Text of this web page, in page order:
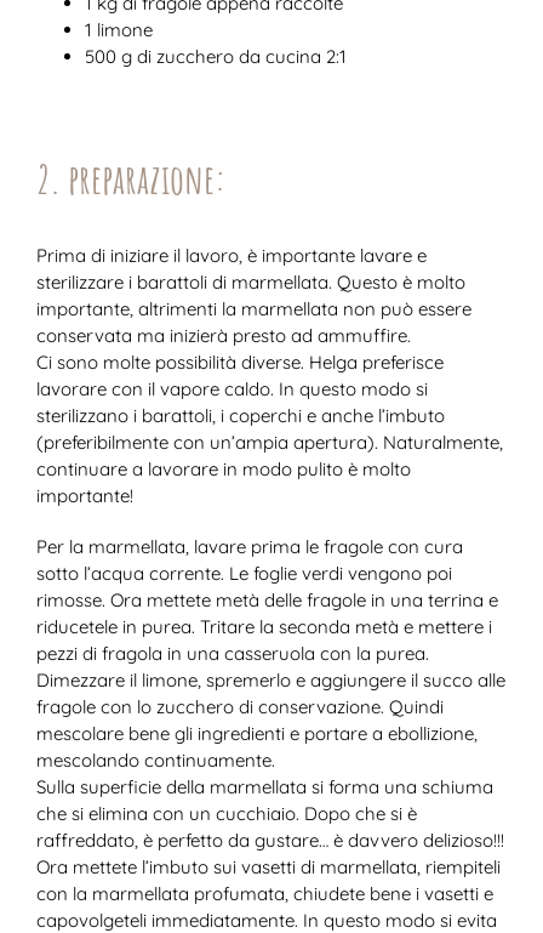
1 limone
500 g di zucchero da cucina 2:1
2. preparazione:
Prima di iniziare il lavoro, è importante lavare e
sterilizzare i barattoli di marmellata. Questo è molto
importante, altrimenti la marmellata non può essere
conservata ma inizierà presto ad ammuffire.
Ci sono molte possibilità diverse. Helga preferisce
lavorare con il vapore caldo. In questo modo si
sterilizzano i barattoli, i coperchi e anche l’imbuto
(preferibilmente con un’ampia apertura). Naturalmente,
continuare a lavorare in modo pulito è molto
importante!
Per la marmellata, lavare prima le fragole con cura
sotto l’acqua corrente. Le foglie verdi vengono poi
rimosse. Ora mettete metà delle fragole in una terrina e
riducetele in purea. Tritare la seconda metà e mettere i
pezzi di fragola in una casseruola con la purea.
Dimezzare il limone, spremerlo e aggiungere il succo alle
fragole con lo zucchero di conservazione. Quindi
mescolare bene gli ingredienti e portare a ebollizione,
mescolando continuamente.
Sulla superficie della marmellata si forma una schiuma
che si elimina con un cucchiaio. Dopo che si è
raffreddato, è perfetto da gustare… è davvero delizioso!!!
Ora mettete l’imbuto sui vasetti di marmellata, riempiteli
con la marmellata profumata, chiudete bene i vasetti e
capovolgeteli immediatamente. In questo modo si evita